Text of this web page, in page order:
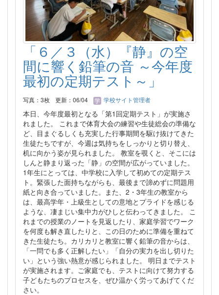
「６／３（水）『静』の空
間に響く鉛筆の音 ～今年度
最初の定期テスト～」
写真：3枚 更新：06/04 学校サイト管理者
本日、今年度最初となる「第1回定期テスト」が実施さ
れました。 これまで体育大会の練習や生徒総会の準備な
ど、目まぐるしくも充実した行事期間を駆け抜けてきた
生徒たちですが、今週は気持ちをしっかりと切り替え、
机に向かう姿が見られました。 教室を覗くと、そこには
しんと静まり返った「静」の空間が広がっていました。
1年生にとっては、中学校に入学して初めての定期テス
ト。緊張した面持ちながらも、最後まで諦めずに問題用
紙と向き合っていました。また、2・3年生の教室から
は、最高学年・上級生としての意地とプライドを感じる
ような、凄まじい集中力がひしと伝わってきました。 こ
れまでの授業のノートを見返したり、家庭学習でワーク
を何度も解き直したりと、この日のために準備を重ねて
きた生徒たち。カリカリと教室に響く鉛筆の音からは、
「一問でも多く正解したい」「自分の実力を出し切りた
い」という強い熱意が感じられました。 明日までテスト
が実施されます。ご家庭でも、テストに向けて努力する
子どもたちのプロセスを、ぜひ温かく労ってあげてくだ
さい。